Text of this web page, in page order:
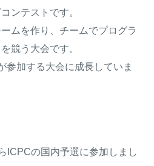
ンテストです。
ムを作り、チームでプログラ
競う大会です。
参加する大会に成長していま
ICPCの国内予選に参加しまし